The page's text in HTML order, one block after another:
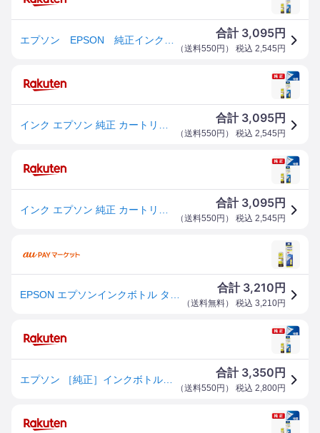
合計 3,095円
（送料550円 ） 税込 2,545 円
合計 3,095円
（送料550円 ） 税込 2,545 円
合計 3,095円
（送料550円 ） 税込 2,545 円
合計 3,210 円
（送料無料） 税込 3,210円
合計 3,350 円
（送料550円 ） 税込 2,800円